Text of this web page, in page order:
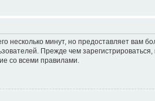
несколько минут, но предоставляет вам
Прежде чем
со всеми правилами.